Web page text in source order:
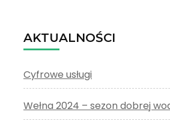
AKTUALNOŚCI
Cyfrowe usługi
Wełna 2024 – sezon dobrej